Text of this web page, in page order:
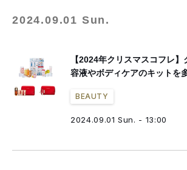
2024.09.01 Sun.
【2024年クリスマスコフレ
容液やボディケアのキットを
BEAUTY
2024.09.01 Sun. - 13:00